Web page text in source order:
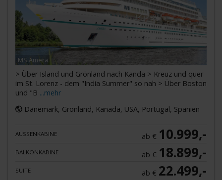
MS Amera
> Über Island und Grönland nach Kanda > Kreuz und quer
im St. Lorenz - dem "India Summer" so nah > Über Boston
und "B ...mehr
Dänemark, Grönland, Kanada, USA, Portugal, Spanien
AUSSENKABINE ab € 10.999,-
BALKONKABINE ab € 18.899,-
SUITE ab € 22.499,-